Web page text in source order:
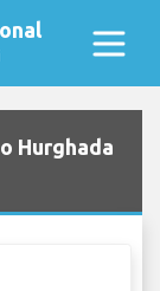
Hurghada